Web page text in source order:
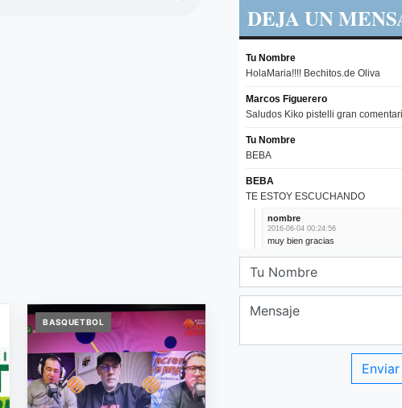
BASQUETBOL
DEJA UN